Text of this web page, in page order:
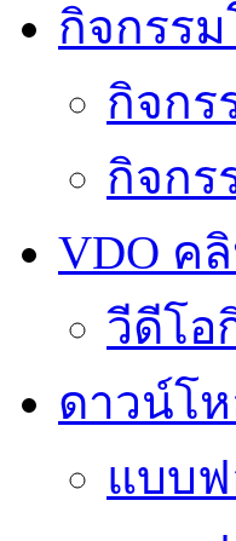
กิจกรรม
กิจกร
กิจกร
VDO ค
วีดีโอ
ดาวน์โ
แบบฟ